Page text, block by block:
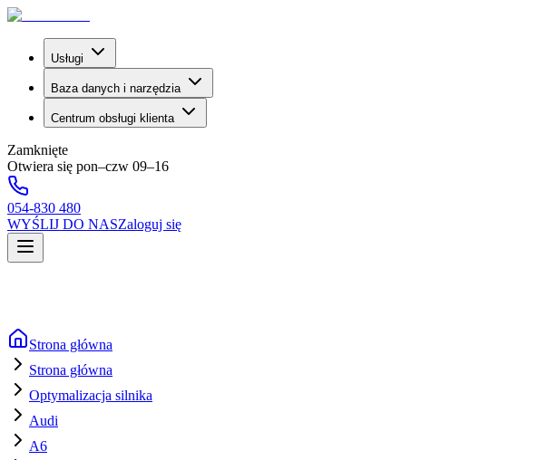
Usługi
Baza danych i narzędzia
Centrum obsługi klienta
Zamknięte
Otwiera się pon–czw 09–16
054-830 480
WYŚLIJ DO NASZaloguj się
Strona główna
Strona główna
Optymalizacja silnika
Audi
A6